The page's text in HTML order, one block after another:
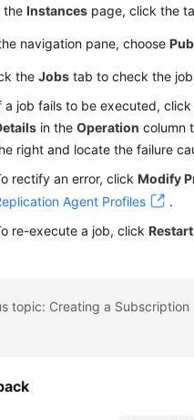
theInstances page, click the
navigation pane, choose
theJobs tab to check the
a job fails to be executed,
in theOperation column
right and locate the failure
rectify an error, clickModify
Agent Profiles
.
re-execute a job, clickRestart
topic: Creating a Subscription